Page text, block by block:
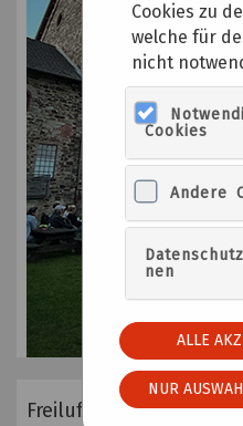
Cookies zu
welche für
nicht
Cookies
Andere
nen
ALLE
NUR
Freiluftkino „Playtime